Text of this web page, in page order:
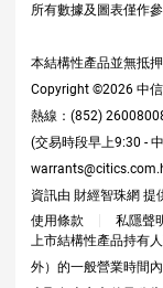
所有數據及圖表僅作
本結構性產品並無抵
Copyright ©2026 中
熱線：(852)
(交易時段早上9:30 -
資訊由 財經智珠網 提
使用條款
私隱聲
上市結構性產品持有
外）的一般營業時間